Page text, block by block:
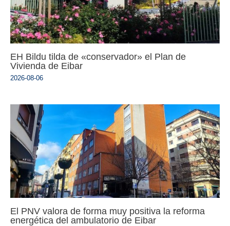
EH Bildu tilda de «conservador» el Plan de
Vivienda de Eibar
2026-08-06
El PNV valora de forma muy positiva la reforma
energética del ambulatorio de Eibar